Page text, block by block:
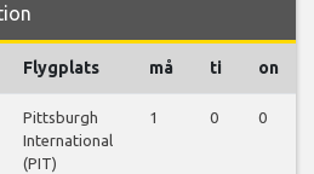
Flygplats må ti on
Pittsburgh
International
(PIT)
1 0 0